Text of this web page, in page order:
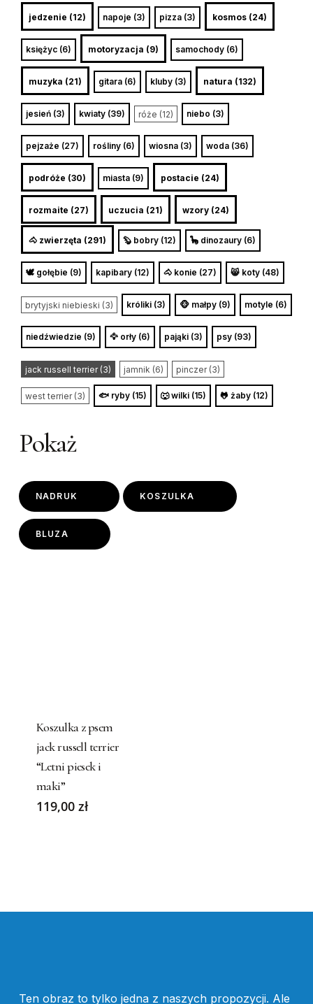
jedzenie (12) napoje (3) pizza (3) kosmos (24)
księżyc (6) motoryzacja (9) samochody (6)
muzyka (21) gitara (6) kluby (3) natura (132)
jesień (3) kwiaty (39) róże (12) niebo (3)
pejzaże (27) rośliny (6) wiosna (3) woda (36)
podróże (30) miasta (9) postacie (24)
rozmaite (27) uczucia (21) wzory (24)
🐴 zwierzęta (291) 🦫 bobry (12) 🦕 dinozaury (6)
🕊️ gołębie (9) kapibary (12) 🐴 konie (27) 😸 koty (48)
brytyjski niebieski (3) króliki (3) 🐵 małpy (9) motyle (6)
niedźwiedzie (9) 🦅 orły (6) pająki (3) psy (93)
jack russell terrier (3) jamnik (6) pinczer (3)
west terrier (3) 🐟 ryby (15) 🐺 wilki (15) 🐸 żaby (12)
Pokaż
NADRUK KOSZULKA
BLUZA
multiple
variants.
The
options
may
product
Koszulka z psem
jack russell terrier
“Letni piesek i
maki”
119,00 zł
Ten obraz to tylko jedna z naszych propozycji. Ale